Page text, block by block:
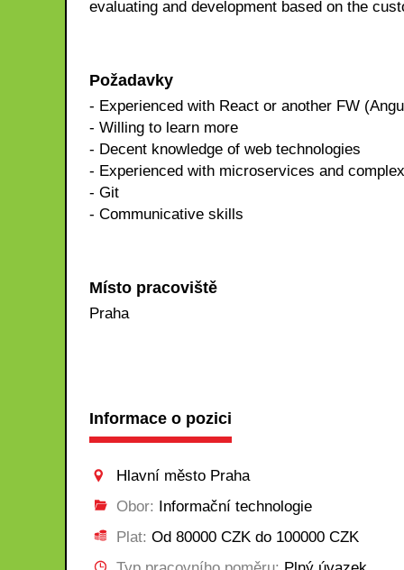
evaluating and development based on the
Požadavky
- Experienced with React or another FW
- Willing to learn more
- Decent knowledge of web technologies
- Experienced with microservices and
- Git
- Communicative skills
Místo pracoviště
Praha
Informace o pozici
Hlavní město Praha
Obor: Informační technologie
Plat: Od 80000 CZK do 100000 CZK